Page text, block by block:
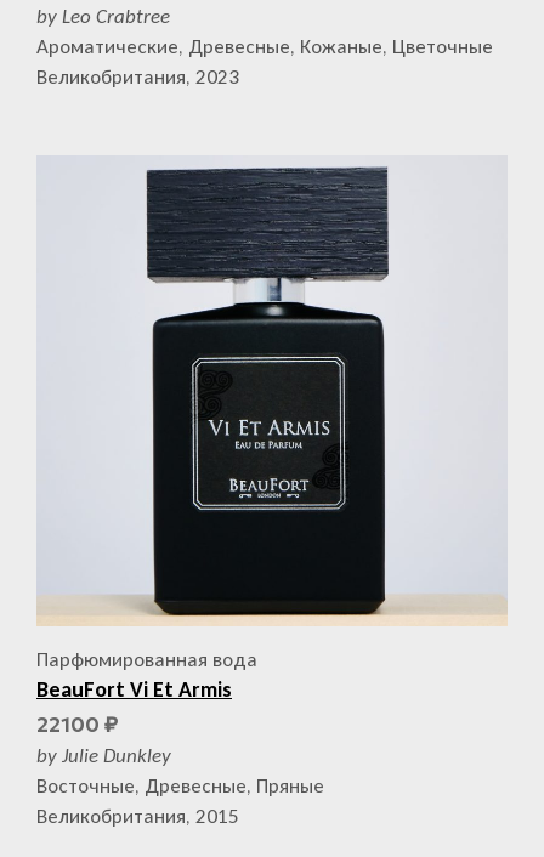
by Leo Crabtree
Ароматические, Древесные, Кожаные, Цветочные
Великобритания, 2023
Парфюмированная вода
BeauFort Vi Et Armis
22100 ₽
by Julie Dunkley
Восточные, Древесные, Пряные
Великобритания, 2015